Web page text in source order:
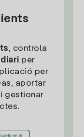
, controla
per
per
aportar
gestionar